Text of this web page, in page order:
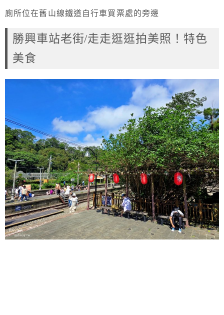
廁所位在舊山線鐵道自行車買票處的旁邊
勝興車站老街/走走逛逛拍美照！特色
美食